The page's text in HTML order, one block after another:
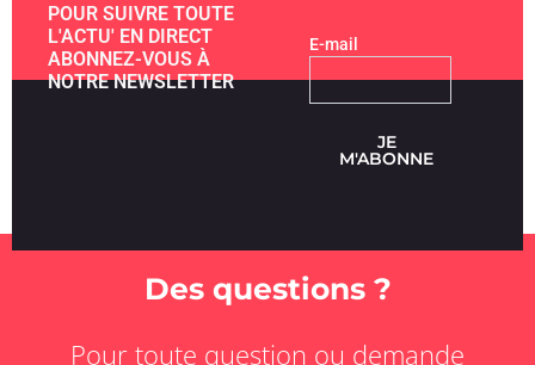
POUR SUIVRE TOUTE
L'ACTU' EN DIRECT
ABONNEZ-VOUS À
NOTRE NEWSLETTER
E-mail
JE
M'ABONNE
Des questions ?
Pour toute question ou demande